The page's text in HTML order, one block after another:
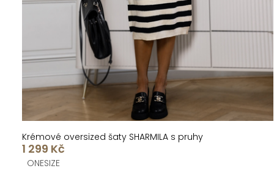
t
ů
k
t
ů
Krémové oversized šaty SHARMILA s pruhy
1 299 Kč
ONESIZE